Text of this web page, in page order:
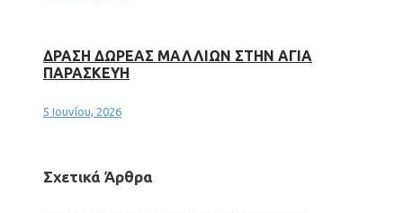
ΔΡΑΣΗ ΔΩΡΕΑΣ ΜΑΛΛΙΩΝ ΣΤΗΝ ΑΓΙΑ
ΠΑΡΑΣΚΕΥΗ
5 Ιουνίου, 2026
Σχετικά Άρθρα